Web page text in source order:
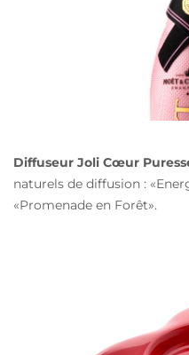
Diffuseur Joli Cœur
naturels de diffusion :
«Promenade en Forêt».